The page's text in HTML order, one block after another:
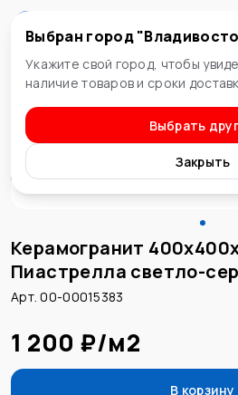
Владивосток
Выбран город "
Укажите свой город, чтобы
наличие товаров и сроки
Выбрать
Закрыть
Керамогранит
Керамогранит
Пиастрелла светло-
Арт. 00-00015383
1 200 ₽/м2
В корзину